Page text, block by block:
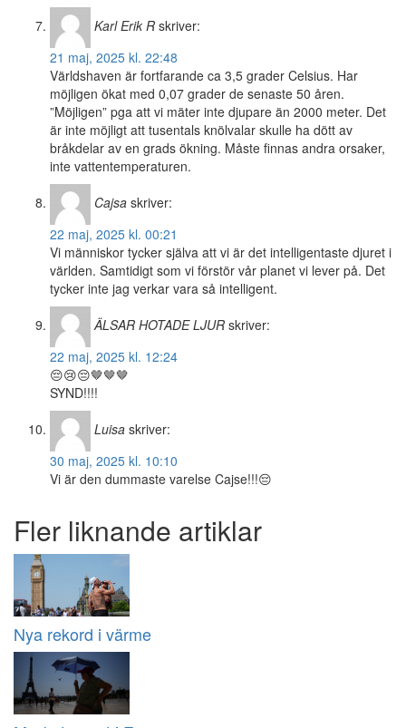
Karl Erik R skriver:
21 maj, 2025 kl. 22:48
Världshaven är fortfarande ca 3,5 grader Celsius. Har
möjligen ökat med 0,07 grader de senaste 50 åren.
”Möjligen” pga att vi mäter inte djupare än 2000 meter. Det
är inte möjligt att tusentals knölvalar skulle ha dött av
bråkdelar av en grads ökning. Måste finnas andra orsaker,
inte vattentemperaturen.
Cajsa skriver:
22 maj, 2025 kl. 00:21
Vi människor tycker själva att vi är det intelligentaste djuret i
världen. Samtidigt som vi förstör vår planet vi lever på. Det
tycker inte jag verkar vara så intelligent.
ÄLSAR HOTADE LJUR skriver:
22 maj, 2025 kl. 12:24
😔😢😔🤎🤎🤎
SYND!!!!
Luisa skriver:
30 maj, 2025 kl. 10:10
Vi är den dummaste varelse Cajse!!!😔
Fler liknande artiklar
Nya rekord i värme